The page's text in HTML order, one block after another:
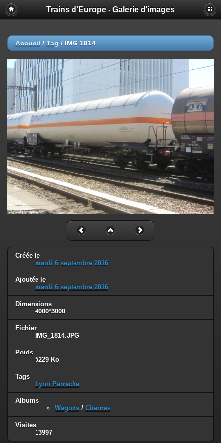
Trains d'Europe - Galerie d'images
Accueil / Tag / IMG 1814
Créée le
mardi 6 septembre 2016
Ajoutée le
mardi 6 septembre 2016
Dimensions
4000*3000
Fichier
IMG_1814.JPG
Poids
5229 Ko
Tags
Lyon Perrache
Albums
Wagons / Citernes
Visites
13997